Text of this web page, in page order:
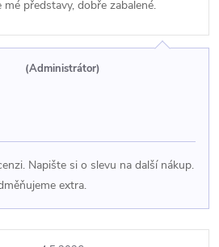
představy, dobře zabalené.
(Administrátor)
Napište si o slevu na další nákup.
extra.